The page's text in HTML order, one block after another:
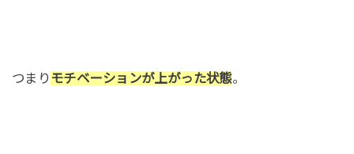
つまり モチベーションが上がった状態。